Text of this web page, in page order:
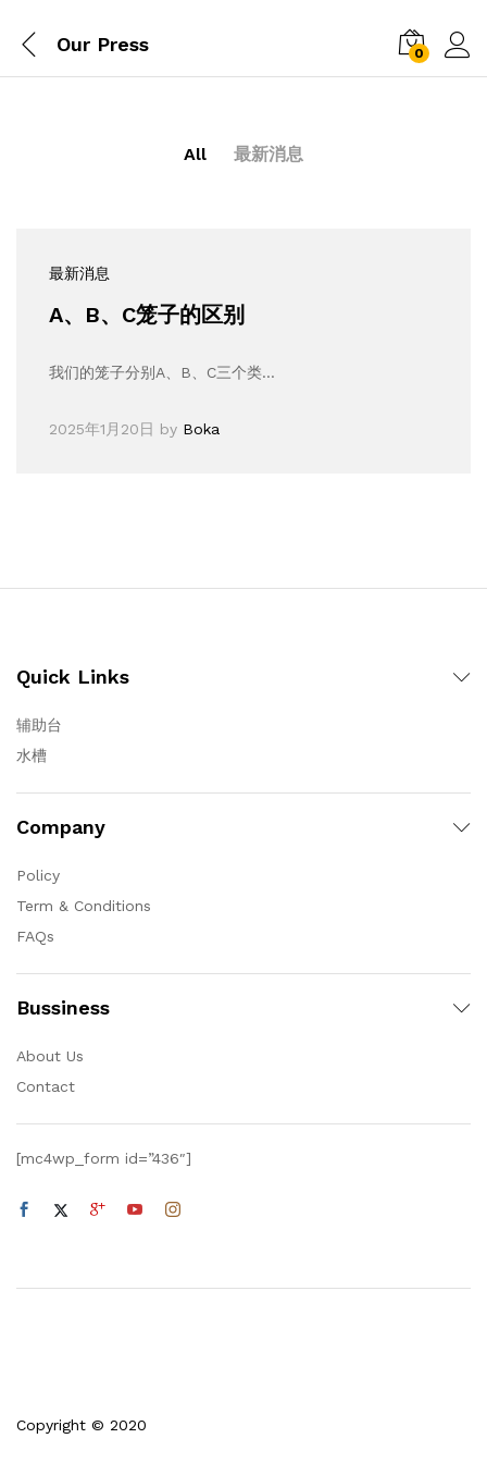
Our Press 0
All 最新消息
最新消息
A、B、C笼子的区别
我们的笼子分别A、B、C三个类…
2025年1月20日 by Boka
Quick Links
辅助台
水槽
Company
Policy
Term & Conditions
FAQs
Bussiness
About Us
Contact
[mc4wp_form id=”436″]
Copyright © 2020